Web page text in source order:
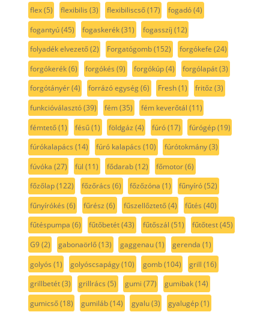
flex(5) flexibilis (3) flexibiliscső(17) fogadó(4)
fogantyú(45) fogaskerék(31) fogasszíj (12)
folyadék elvezető(2) Forgatógomb(152) forgókefe (24)
forgókerék(6) forgókés (9) forgókúp(4) forgólapát(3)
forgótányér(4) forrázó egység(6) Fresh(1) fritőz (3)
funkcióválasztó(39) fém(35) fém keverőtál (11)
fémtető(1) fésű(1) földgáz (4) fúró(17) fúrógép(19)
fúrókalapács (14) fúró kalapács (10) fúrótokmány(3)
fúvóka (27) fül (11) fődarab(12) főmotor(6)
főzőlap(122) főzőrács (6) főzőzóna (1) fűnyíró(52)
fűnyírókés (6) fűrész (6) fűszellőztető(4) fűtés (40)
fűtéspumpa (6) fűtőbetét(43) fűtőszál (51) fűtőtest(45)
G9(2) gabonaörlő(13) gaggenau(1) gerenda (1)
golyós (1) golyóscsapágy(10) gomb(104) grill (16)
grillbetét(3) grillrács (5) gumi (77) gumibak(14)
gumicső(18) gumiláb(14) gyalu(3) gyalugép(1)